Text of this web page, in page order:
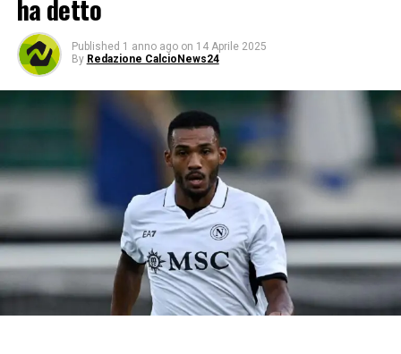
ha detto
Published 1 anno ago on 14 Aprile 2025
By Redazione CalcioNews24